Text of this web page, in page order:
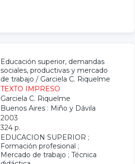
Educación superior, demandas
sociales, productivas y mercado
de trabajo / Garciela C. Riquelme
TEXTO IMPRESO
Garciela C. Riquelme
Buenos Aires : Miño y Dávila
2003
324 p.
EDUCACION SUPERIOR ;
Formación profesional ;
Mercado de trabajo ; Técnica